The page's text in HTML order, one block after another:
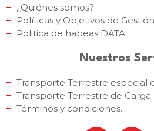
¿Quiénes somos?
Políticas y Objetivos de
Politica de habeas DATA
Nuestros
Transporte Terrestre especial
Transporte Terrestre de Carga.
Términos y condiciones.